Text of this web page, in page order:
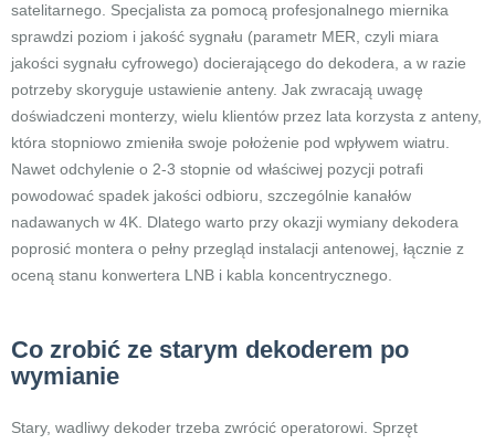
satelitarnego. Specjalista za pomocą profesjonalnego miernika
sprawdzi poziom i jakość sygnału (parametr MER, czyli miara
jakości sygnału cyfrowego) docierającego do dekodera, a w razie
potrzeby skoryguje ustawienie anteny. Jak zwracają uwagę
doświadczeni monterzy, wielu klientów przez lata korzysta z anteny,
która stopniowo zmieniła swoje położenie pod wpływem wiatru.
Nawet odchylenie o 2-3 stopnie od właściwej pozycji potrafi
powodować spadek jakości odbioru, szczególnie kanałów
nadawanych w 4K. Dlatego warto przy okazji wymiany dekodera
poprosić montera o pełny przegląd instalacji antenowej, łącznie z
oceną stanu konwertera LNB i kabla koncentrycznego.
Co zrobić ze starym dekoderem po
wymianie
Stary, wadliwy dekoder trzeba zwrócić operatorowi. Sprzęt